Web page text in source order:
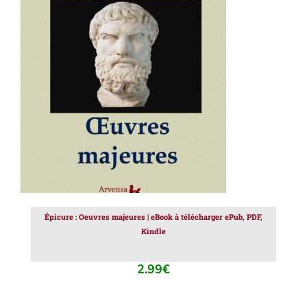
AJOUTER AU PANIER /
Épicure : Oeuvres majeures | eBook à télécharger ePub, PDF,
Kindle
2.99€